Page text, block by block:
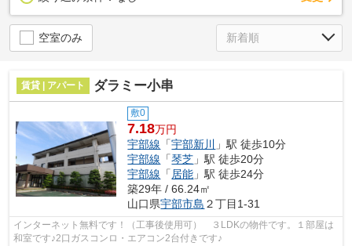
空室のみ
賃貸 | アパート ダラミー小串
敷0
7.18万円
宇部線 「宇部新川
」駅 徒歩10分
宇部線 「琴芝 」駅 徒歩20分
宇部線 「居能 」駅 徒歩24分
築29年 / 66.24㎡
山口県宇部市島 ２丁目1-31
インターネット無料です！（工事後使用可） ３LDKの物件です。１部屋は
和室です♪2口ガスコンロ・エアコン2台付きです♪